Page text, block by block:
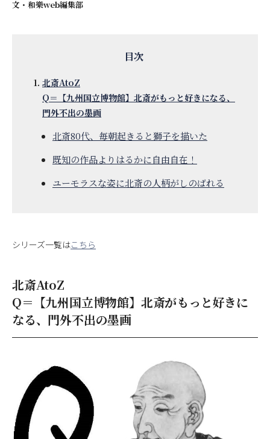
文・ 和樂web編集部
北斎AtoZ
Q＝【九州国立博物館】北斎がもっと好きになる、
門外不出の墨画
北斎80代、毎朝起きると獅子を描いた
既知の作品よりはるかに自由自在！
ユーモラスな姿に北斎の人柄がしのばれる
シリーズ一覧はこちら
北斎AtoZ
Q＝【九州国立博物館】北斎がもっと好きに
なる、門外不出の墨画